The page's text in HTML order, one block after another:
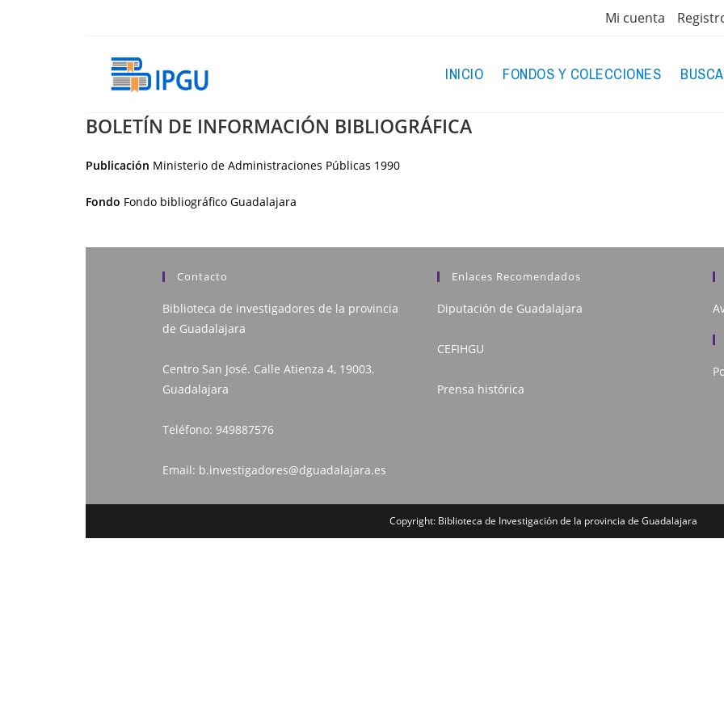
Mi cuenta
INICIO FONDOS Y COLECCIONES
BOLETÍN DE INFORMACIÓN BIBLIOGRÁFICA
Publicación Ministerio de Administraciones Públicas 1990
Fondo Fondo bibliográfico Guadalajara
Contacto
Biblioteca de investigadores de la provincia
de Guadalajara
Centro San José. Calle Atienza 4, 19003,
Guadalajara
Teléfono: 949887576
Email: b.investigadores@dguadalajara.es
Enlaces Recomendados
Diputación de Guadalajara
CEFIHGU
Prensa histórica
Copyright: Biblioteca de Investigación de la provincia de Guadalajara